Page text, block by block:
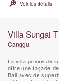
Voir les détails
Villa Sungai
Canggu
La villa privée de
offre une façade
Bali avec de